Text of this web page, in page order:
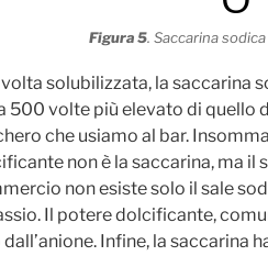
Figura 5. Saccarina sodica
volta solubilizzata, la saccarina
500 volte più elevato di quello
che usiamo al bar.
non è la saccarina, ma il
non esiste solo il sale
Il potere dolcificante,
Infine, la saccarina